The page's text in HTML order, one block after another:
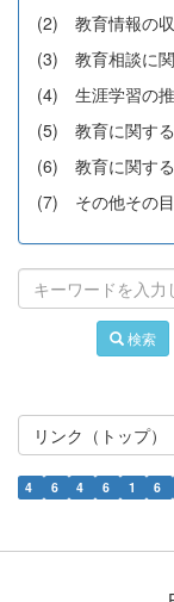
(2) 教育情報の収
(3) 教育相談に関
(4) 生涯学習の推
(5) 教育に関する
(6) 教育に関する
(7) その他その目
検索
リンク（トップ）
4 6 4 6 1 6